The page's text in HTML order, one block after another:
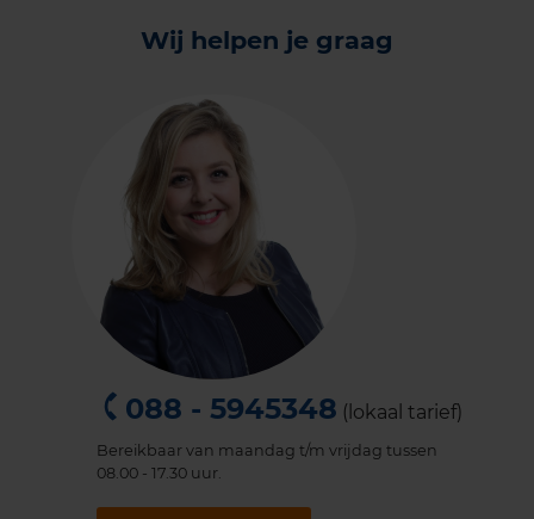
Wij helpen je graag
088 - 5945348 (lokaal tarief)
Bereikbaar van maandag t/m vrijdag tussen
08.00 - 17.30 uur.